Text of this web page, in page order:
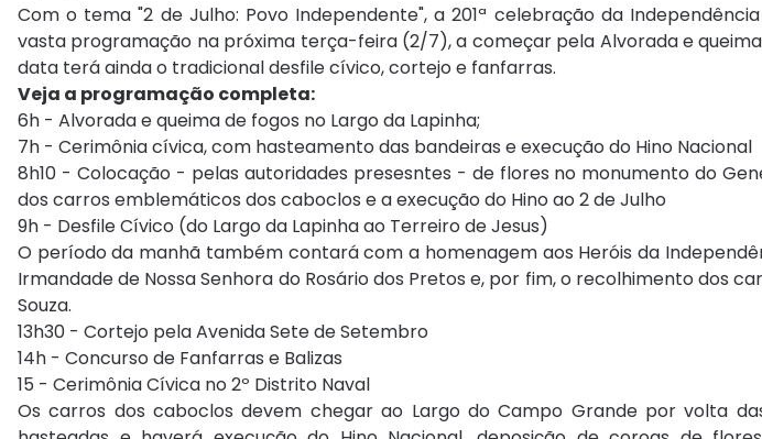
Com o tema "2 de Julho: Povo Independente", a 201ª celebração da
vasta programação na próxima terça-feira (2/7), a começar pela Alvorada e queima
data terá ainda o tradicional desfile cívico, cortejo e fanfarras.
Veja a programação completa:
6h - Alvorada e queima de fogos no Largo da Lapinha;
7h - Cerimônia cívica, com hasteamento das bandeiras e execução do Hino Nacional
8h10 - Colocação - pelas autoridades presesntes - de flores no monumento do
dos carros emblemáticos dos caboclos e a execução do Hino ao 2 de Julho
9h - Desfile Cívico (do Largo da Lapinha ao Terreiro de Jesus)
O período da manhã também contará com a homenagem aos Heróis da
Irmandade de Nossa Senhora do Rosário dos Pretos e, por fim, o recolhimento dos
Souza.
13h30 - Cortejo pela Avenida Sete de Setembro
14h - Concurso de Fanfarras e Balizas
15 - Cerimônia Cívica no 2º Distrito Naval
Os carros dos caboclos devem chegar ao Largo do Campo Grande por volta